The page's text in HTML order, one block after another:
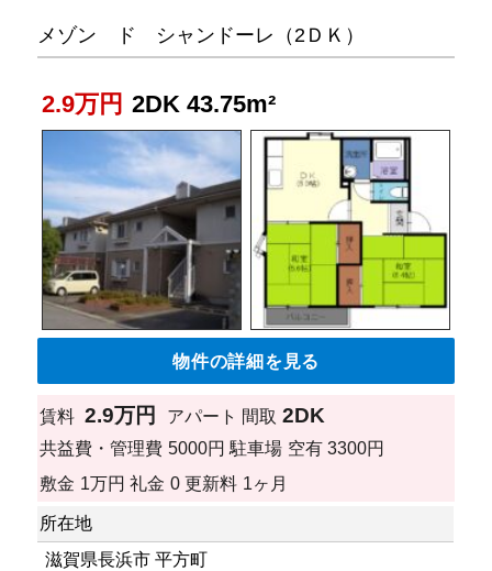
メゾン ド シャンドーレ（2ＤＫ）
2.9万円 2DK 43.75m²
物件の詳細を見る
賃料 2.9万円 アパート 間取 2DK
共益費・管理費 5000円 駐車場 空有 3300円
敷金 1万円 礼金 0 更新料 1ヶ月
所在地
滋賀県長浜市 平方町